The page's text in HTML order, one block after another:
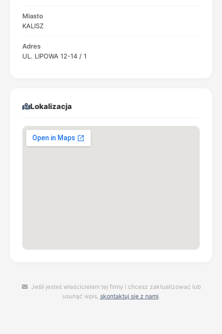
Miasto
KALISZ
Adres
UL. LIPOWA 12-14 / 1
Lokalizacja
Jeśli jesteś właścicielem tej firmy i chcesz zaktualizować lub
usunąć wpis, skontaktuj się z nami.